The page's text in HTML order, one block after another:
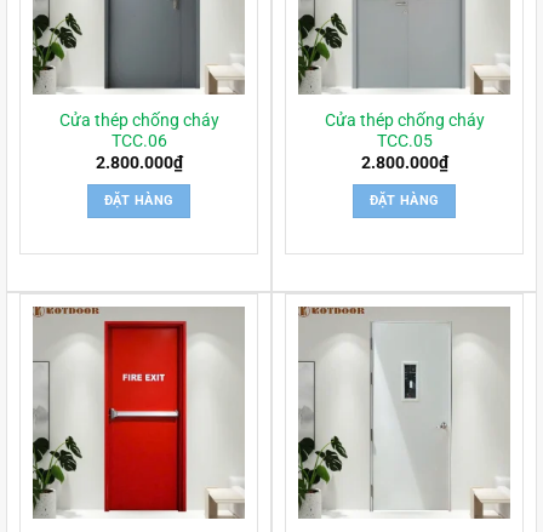
Cửa thép chống cháy
TCC.06
2.800.000₫
ĐẶT HÀNG
Cửa thép chống cháy
TCC.05
2.800.000₫
ĐẶT HÀNG